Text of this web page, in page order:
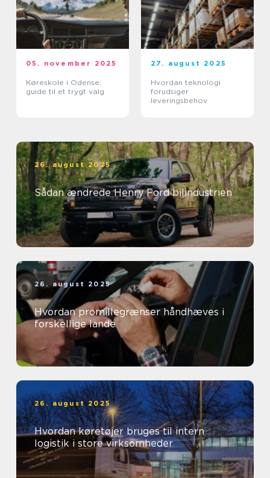
05. november 2025
Køreskole i Odense:
guide til et trygt valg
27. august 2025
Hvordan teknologi
forudsiger
leveringsbehov
26. august 2025
Sådan ændrede Henry Ford bilindustrien
26. august 2025
Hvordan promillegrænser håndhæves i
forskellige lande
26. august 2025
Hvordan køretøjer bruges til intern
logistik i store virksomheder